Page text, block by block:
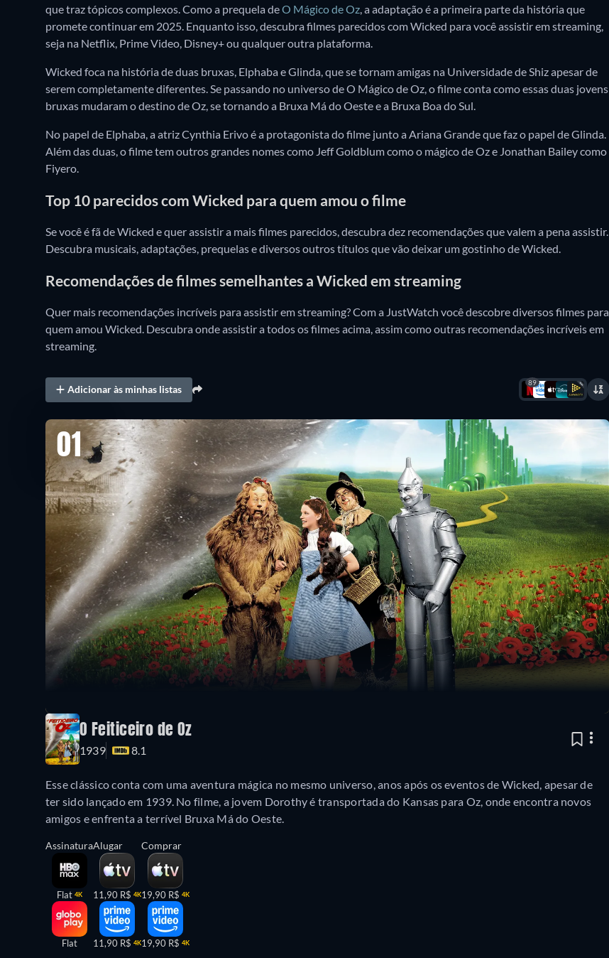
que traz tópicos complexos. Como a prequela deO Mágico de Oz, a adaptação é a primeira parte da história que
promete continuar em 2025. Enquanto isso, descubra filmes parecidos com Wicked para você assistir em streaming,
seja na Netflix, Prime Video, Disney+ ou qualquer outra plataforma.
Wicked foca na história de duas bruxas, Elphaba e Glinda, que se tornam amigas na Universidade de Shiz apesar de
serem completamente diferentes. Se passando no universo de O Mágico de Oz, o filme conta como essas duas jovens
bruxas mudaram o destino de Oz, se tornando a Bruxa Má do Oeste e a Bruxa Boa do Sul.
No papel de Elphaba, a atriz Cynthia Erivo é a protagonista do filme junto a Ariana Grande que faz o papel de Glinda.
Além das duas, o filme tem outros grandes nomes como Jeff Goldblum como o mágico de Oz e Jonathan Bailey como
Fiyero.
Top 10 parecidos com Wicked para quem amou o filme
Se você é fã de Wicked e quer assistir a mais filmes parecidos, descubra dez recomendações que valem a pena assistir.
Descubra musicais, adaptações, prequelas e diversos outros títulos que vão deixar um gostinho de Wicked.
Recomendações de filmes semelhantes a Wicked em streaming
Quer mais recomendações incríveis para assistir em streaming? Com a JustWatch você descobre diversos filmes para
quem amou Wicked. Descubra onde assistir a todos os filmes acima, assim como outras recomendações incríveis em
streaming.
Adicionar às minhas listas
89
01
O Feiticeiro de Oz
1939 8.1
Esse clássico conta com uma aventura mágica no mesmo universo, anos após os eventos de Wicked, apesar de
ter sido lançado em 1939. No filme, a jovem Dorothy é transportada do Kansas para Oz, onde encontra novos
amigos e enfrenta a terrível Bruxa Má do Oeste.
Assinatura
Flat 4K
Flat
Alugar
11,90 R$ 4K
11,90 R$ 4K
Comprar
19,90 R$ 4K
19,90 R$ 4K